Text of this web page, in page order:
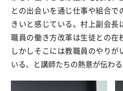
との出会いを通じ仕事や組合
きいと感じている。村上副会
職員の働き方改革は生徒との在
しかしそこには教職員のやり
いる、と講師たちの熱意が伝わる